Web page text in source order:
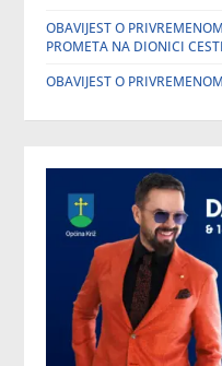
OBAVIJEST O
PROMETA NA DIONICI
OBAVIJEST O